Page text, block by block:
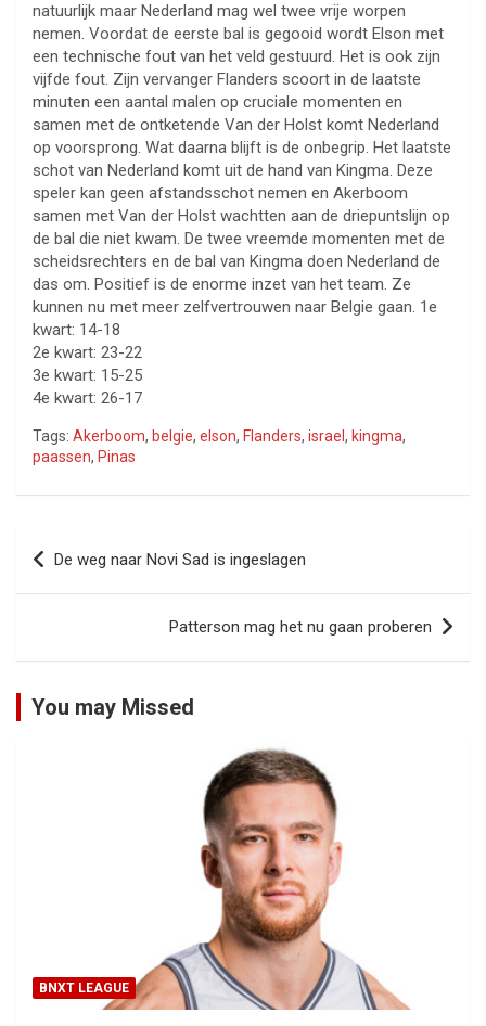
natuurlijk maar Nederland mag wel twee vrije worpen
nemen. Voordat de eerste bal is gegooid wordt Elson met
een technische fout van het veld gestuurd. Het is ook zijn
vijfde fout. Zijn vervanger Flanders scoort in de laatste
minuten een aantal malen op cruciale momenten en
samen met de ontketende Van der Holst komt Nederland
op voorsprong. Wat daarna blijft is de onbegrip. Het laatste
schot van Nederland komt uit de hand van Kingma. Deze
speler kan geen afstandsschot nemen en Akerboom
samen met Van der Holst wachtten aan de driepuntslijn op
de bal die niet kwam. De twee vreemde momenten met de
scheidsrechters en de bal van Kingma doen Nederland de
das om. Positief is de enorme inzet van het team. Ze
kunnen nu met meer zelfvertrouwen naar Belgie gaan. 1e
kwart: 14-18
2e kwart: 23-22
3e kwart: 15-25
4e kwart: 26-17
Tags: Akerboom, belgie, elson, Flanders, israel , kingma,
paassen, Pinas
Bericht
navigatie
De weg naar Novi Sad is ingeslagen
Patterson mag het nu gaan proberen
You may Missed
BNXT LEAGUE